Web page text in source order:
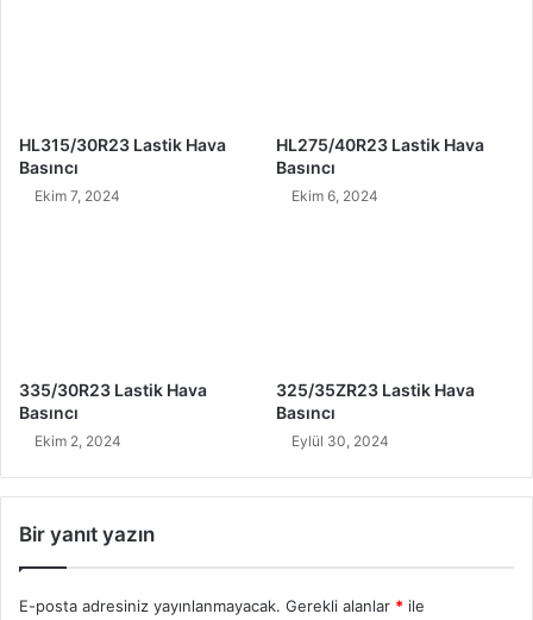
HL315/30R23 Lastik Hava
Basıncı
Ekim 7, 2024
HL275/40R23 Lastik Hava
Basıncı
Ekim 6, 2024
335/30R23 Lastik Hava
Basıncı
Ekim 2, 2024
325/35ZR23 Lastik Hava
Basıncı
Eylül 30, 2024
Bir yanıt yazın
E-posta adresiniz yayınlanmayacak. Gerekli alanlar * ile